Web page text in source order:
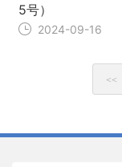
5号）
2024-09-16
<<